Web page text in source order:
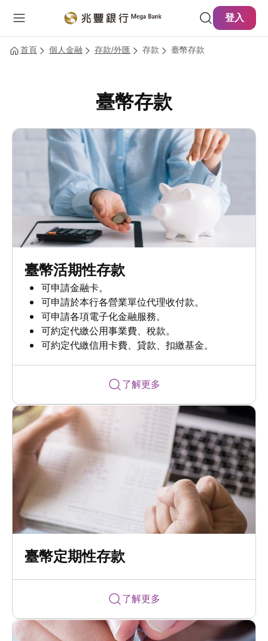
登入
首頁 個人金融 存款/外匯 存款 臺幣存款
臺幣存款
臺幣活期性存款
可申請金融卡。
可申請於本行各營業單位代理收付款。
可申請各項電子化金融服務。
可約定代繳公用事業費、稅款。
可約定代繳信用卡費、貸款、扣繳基金。
了解更多
臺幣定期性存款
了解更多